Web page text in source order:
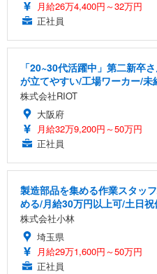
月給26万4,400円～32万円
正社員
「20~30代活躍中」第二新卒
が立てやすい/工場ワーカー/未
株式会社RIOT
大阪府
月給32万9,200円～50万円
正社員
製造部品を集める作業スタッ
める/月給30万円以上可/土日祝
株式会社小林
埼玉県
月給29万1,600円～50万円
正社員